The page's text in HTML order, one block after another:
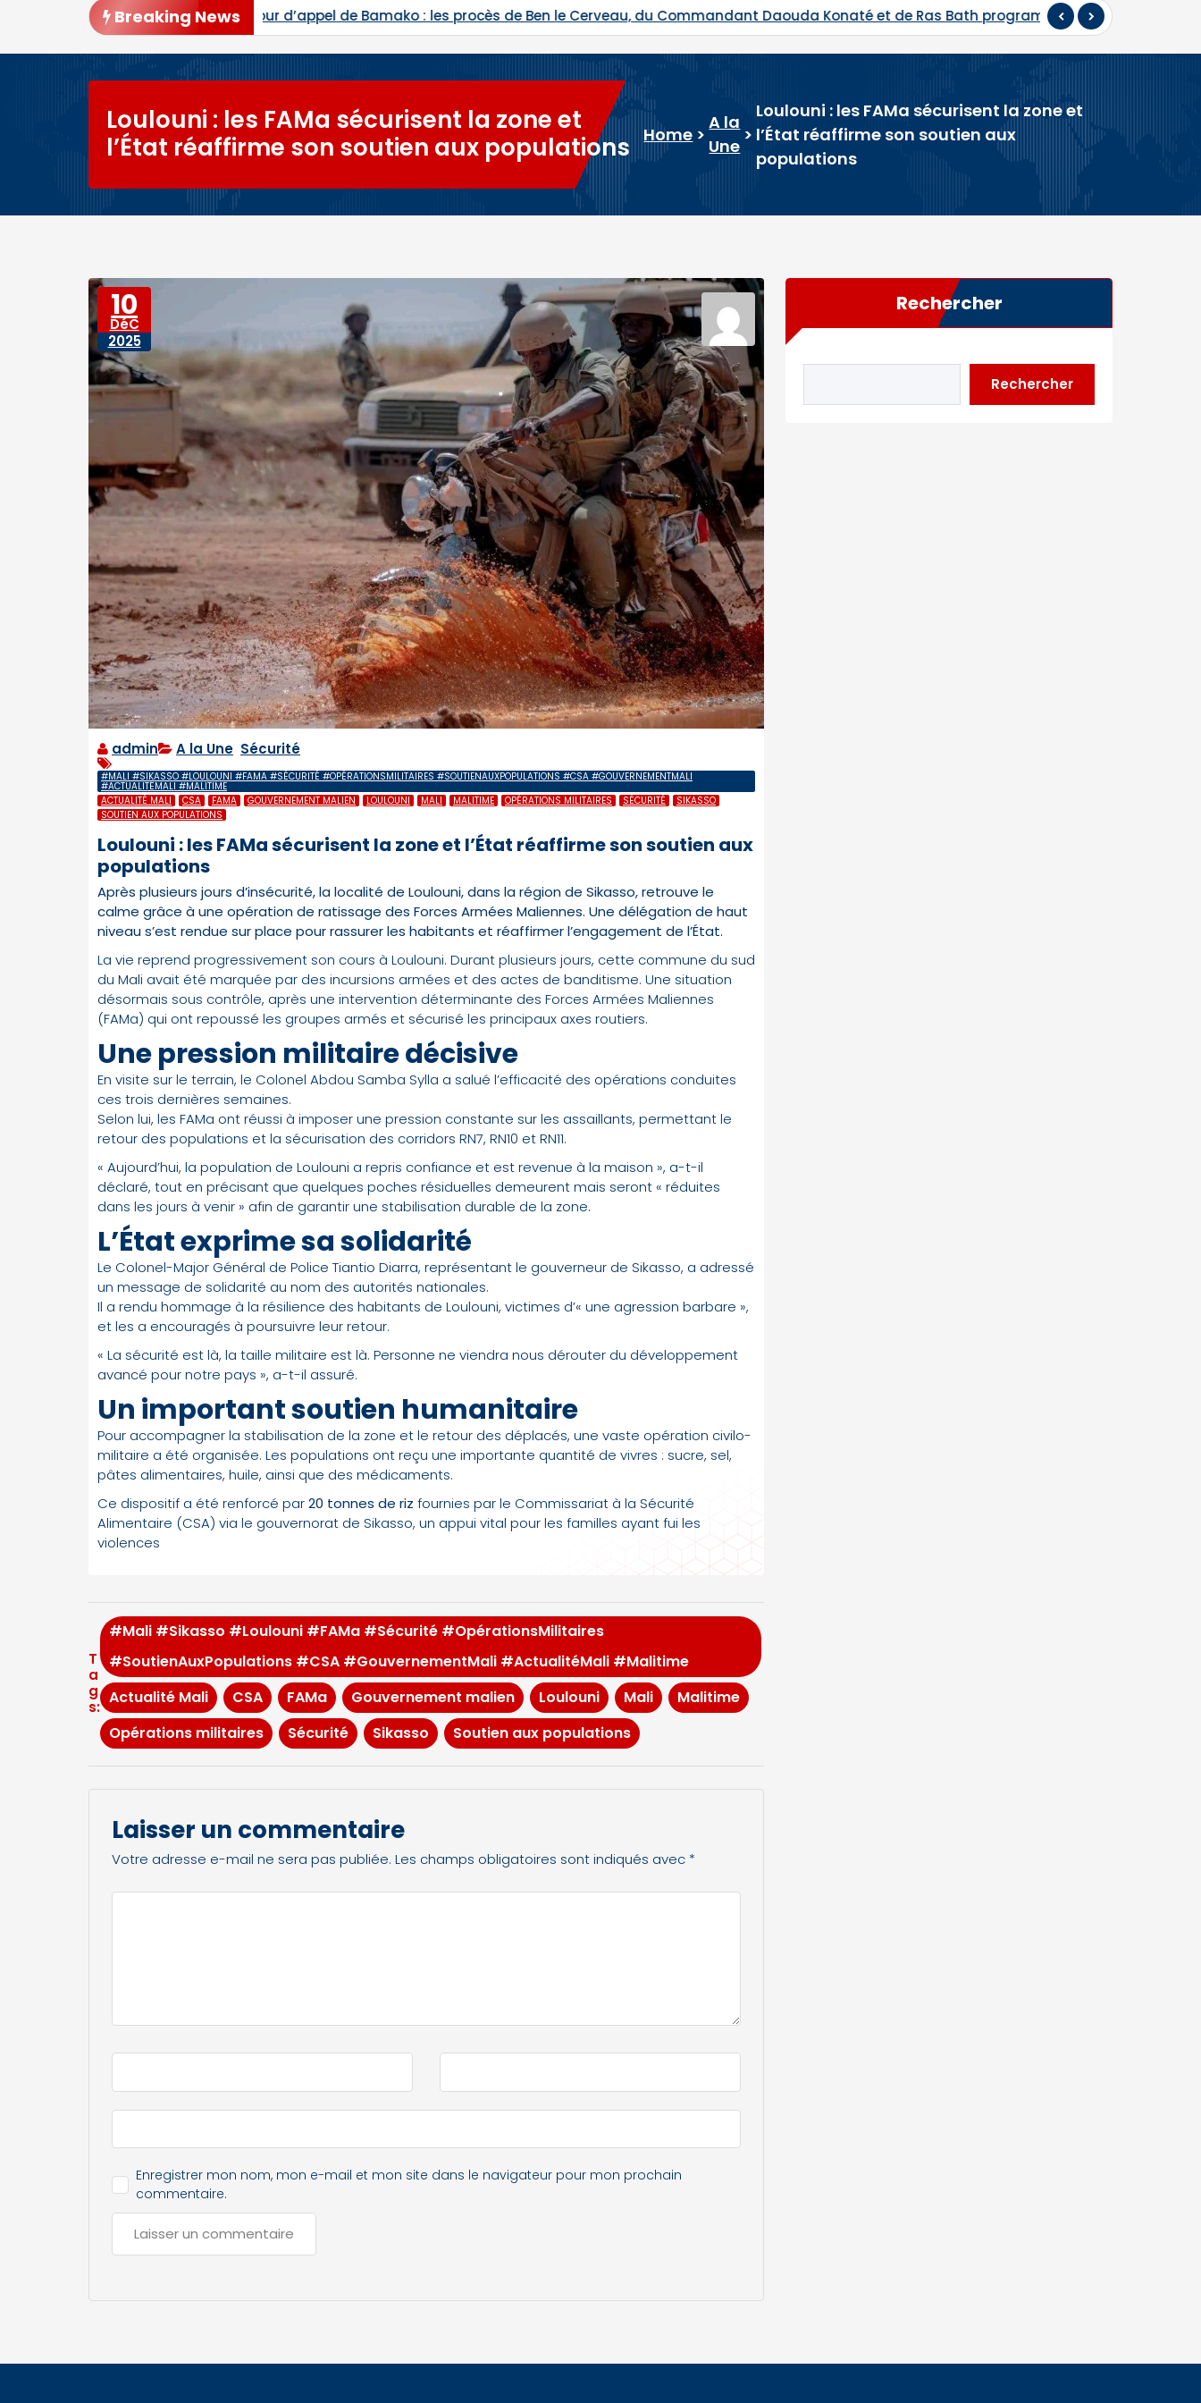
Breaking News
d’appel de Bamako : les procès de Ben le Cerveau, du Commandant Daouda Konaté et de Ras Bath programmés Hadj 2026 : départ du premier contingent de
Loulouni : les FAMa sécurisent la zone et
l’État réaffirme son soutien aux populations
Home >
A la
Une
>
Loulouni : les FAMa sécurisent la zone et
l’État réaffirme son soutien aux
populations
10
DéC
2025
admin A la Une Sécurité
#MALI #SIKASSO #LOULOUNI #FAMA #SÉCURITÉ #OPÉRATIONSMILITAIRES #SOUTIENAUXPOPULATIONS #CSA #GOUVERNEMENTMALI
#ACTUALITÉMALI #MALITIME
ACTUALITÉ MALI
CSA FAMA GOUVERNEMENT MALIEN LOULOUNI MALI MALITIME OPÉRATIONS MILITAIRES SÉCURITÉ
SIKASSO
SOUTIEN AUX POPULATIONS
Loulouni : les FAMa sécurisent la zone et l’État réaffirme son soutien aux
populations
Après plusieurs jours d’insécurité, la localité de Loulouni, dans la région de Sikasso, retrouve le
calme grâce à une opération de ratissage des Forces Armées Maliennes. Une délégation de haut
niveau s’est rendue sur place pour rassurer les habitants et réaffirmer l’engagement de l’État.
La vie reprend progressivement son cours à Loulouni. Durant plusieurs jours, cette commune du sud
du Mali avait été marquée par des incursions armées et des actes de banditisme. Une situation
désormais sous contrôle, après une intervention déterminante des Forces Armées Maliennes
(FAMa) qui ont repoussé les groupes armés et sécurisé les principaux axes routiers.
Une pression militaire décisive
En visite sur le terrain, le Colonel Abdou Samba Sylla a salué l’efficacité des opérations conduites
ces trois dernières semaines.
Selon lui, les FAMa ont réussi à imposer une pression constante sur les assaillants, permettant le
retour des populations et la sécurisation des corridors RN7, RN10 et RN11.
« Aujourd’hui, la population de Loulouni a repris confiance et est revenue à la maison », a-t-il
déclaré, tout en précisant que quelques poches résiduelles demeurent mais seront « réduites
dans les jours à venir » afin de garantir une stabilisation durable de la zone.
L’État exprime sa solidarité
Le Colonel-Major Général de Police Tiantio Diarra, représentant le gouverneur de Sikasso, a adressé
un message de solidarité au nom des autorités nationales.
Il a rendu hommage à la résilience des habitants de Loulouni, victimes d’« une agression barbare »,
et les a encouragés à poursuivre leur retour.
« La sécurité est là, la taille militaire est là. Personne ne viendra nous dérouter du développement
avancé pour notre pays », a-t-il assuré.
Un important soutien humanitaire
Pour accompagner la stabilisation de la zone et le retour des déplacés, une vaste opération civilo-
militaire a été organisée. Les populations ont reçu une importante quantité de vivres : sucre, sel,
pâtes alimentaires, huile, ainsi que des médicaments.
Ce dispositif a été renforcé par20 tonnes de riz fournies par le Commissariat à la Sécurité
Alimentaire (CSA) via le gouvernorat de Sikasso, un appui vital pour les familles ayant fui les
violences
T
a
g
s:
#Mali #Sikasso #Loulouni #FAMa #Sécurité #OpérationsMilitaires
#SoutienAuxPopulations #CSA #GouvernementMali #ActualitéMali #Malitime
Actualité Mali
CSA FAMa Gouvernement malien Loulouni Mali
Malitime
Opérations militaires
Sécurité Sikasso Soutien aux populations
Laisser un commentaire
Votre adresse e-mail ne sera pas publiée. Les champs obligatoires sont indiqués avec *
Enregistrer mon nom, mon e-mail et mon site dans le navigateur pour mon prochain
commentaire.
Rechercher
Rechercher